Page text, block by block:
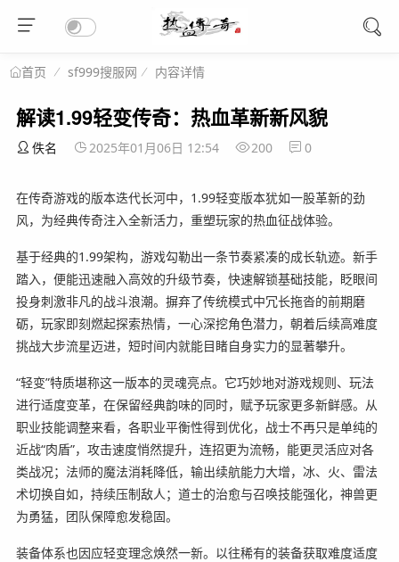
首页 sf999搜服网 内容详情
解读1.99轻变传奇：热血革新新风貌
佚名 2025年01月06日 12:54 200 0
在传奇游戏的版本迭代长河中，1.99轻变版本犹如一股革新的劲
风，为经典传奇注入全新活力，重塑玩家的热血征战体验。
基于经典的1.99架构，游戏勾勒出一条节奏紧凑的成长轨迹。新手
踏入，便能迅速融入高效的升级节奏，快速解锁基础技能，眨眼间
投身刺激非凡的战斗浪潮。摒弃了传统模式中冗长拖沓的前期磨
砺，玩家即刻燃起探索热情，一心深挖角色潜力，朝着后续高难度
挑战大步流星迈进，短时间内就能目睹自身实力的显著攀升。
“轻变”特质堪称这一版本的灵魂亮点。它巧妙地对游戏规则、玩法
进行适度变革，在保留经典韵味的同时，赋予玩家更多新鲜感。从
职业技能调整来看，各职业平衡性得到优化，战士不再只是单纯的
近战“肉盾”，攻击速度悄然提升，连招更为流畅，能更灵活应对各
类战况；法师的魔法消耗降低，输出续航能力大增，冰、火、雷法
术切换自如，持续压制敌人；道士的治愈与召唤技能强化，神兽更
为勇猛，团队保障愈发稳固。
装备体系也因应轻变理念焕然一新。以往稀有的装备获取难度适度